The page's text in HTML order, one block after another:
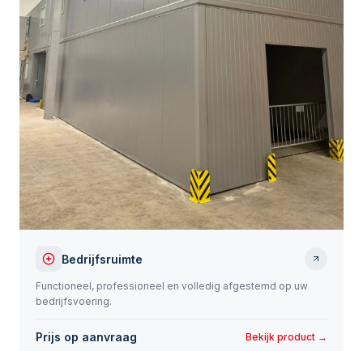
Bedrijfsruimte
Functioneel, professioneel en volledig afgestemd op uw
bedrijfsvoering.
Prijs op aanvraag Bekijk product →